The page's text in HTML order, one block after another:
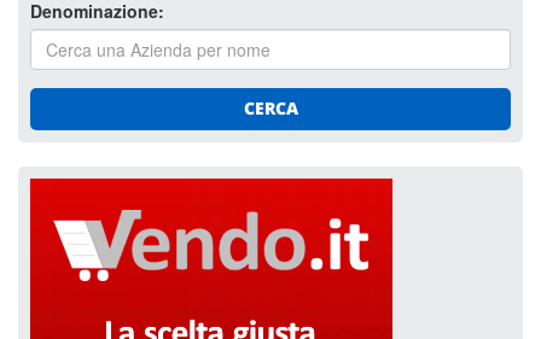
Denominazione:
CERCA